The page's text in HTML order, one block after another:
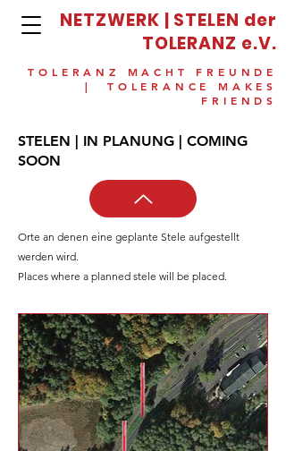
NETZWERK | STELEN der
TOLERANZ e.V.
TOLERANZ MACHT FREUNDE
| TOLERANCE MAKES
FRIENDS
STELEN | IN PLANUNG | COMING
SOON
Orte an denen eine geplante Stele aufgestellt
werden wird.
Places where a planned stele will be placed.